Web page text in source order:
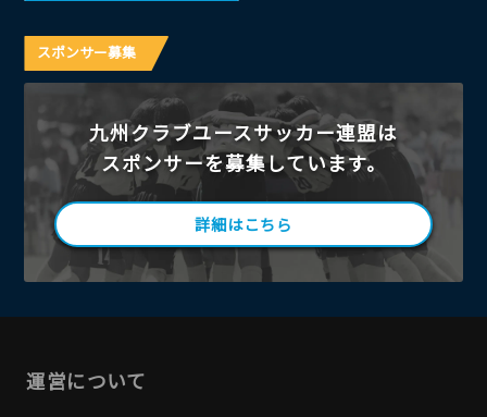
スポンサー募集
九州クラブユースサッカー連盟は
スポンサーを募集しています。
詳細はこちら
運営について